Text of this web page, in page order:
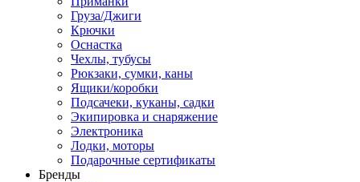
Груза/Джиги
Крючки
Оснастка
Чехлы, тубусы
Рюкзаки, сумки, каны
Ящики/коробки
Подсачеки, куканы, садки
Экипировка и снаряжение
Электроника
Лодки, моторы
Подарочные сертификаты
Бренды